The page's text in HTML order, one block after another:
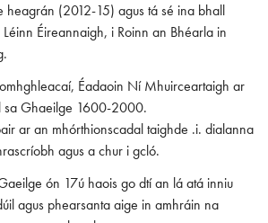
heagrán (2012-15) agus tá sé ina bhall
Éireannaigh, i Roinn an Bhéarla in
Éadaoin Ní Mhuirceartaigh ar
sa Ghaeilge 1600-2000.
ar an mhórthionscadal taighde .i. dialanna
agus a chur i gcló.
ón 17ú haois go dtí an lá atá inniu
agus phearsanta aige in amhráin na